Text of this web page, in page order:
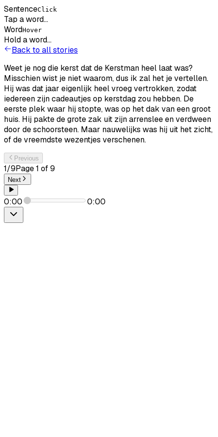
SentenceClick
Tap a word...
WordHover
Hold a word...
Back to all stories
Weet je nogdie kerstdatde Kerstman heel laatwas?
Misschienwist je nietwaarom,dus ik zal het jevertellen.
Hijwas dat jaar eigenlijk heelvroegvertrokken, zodat
iedereen zijncadeautjes op kerstdag zou hebben. De
eerste plek waar hijstopte,was op hetdak vaneengroot
huis. Hij paktedegrote zak uit zijnarrensleeenverdween
door deschoorsteen. Maar nauwelijks was hij uit het zicht,
ofdevreemdstewezentjes verschenen.
Previous
1/9Page1 of9
Next
0:00 0:00